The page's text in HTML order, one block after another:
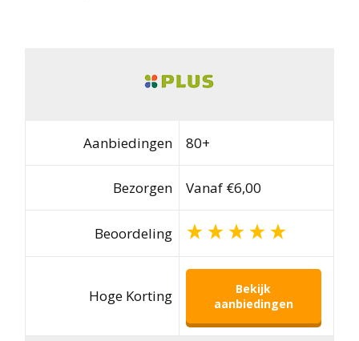
Aanbiedingen 80+
Bezorgen Vanaf €6,00
Beoordeling
Hoge Korting
Bekijk
aanbiedingen